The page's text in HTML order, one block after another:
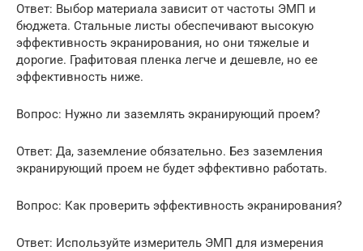
Ответ: Выбор материала зависит от частоты ЭМП и
бюджета. Стальные листы обеспечивают высокую
эффективность экранирования, но они тяжелые и
дорогие. Графитовая пленка легче и дешевле, но ее
эффективность ниже.
Вопрос: Нужно ли заземлять экранирующий проем?
Ответ: Да, заземление обязательно. Без заземления
экранирующий проем не будет эффективно работать.
Вопрос: Как проверить эффективность экранирования?
Ответ: Используйте измеритель ЭМП для измерения